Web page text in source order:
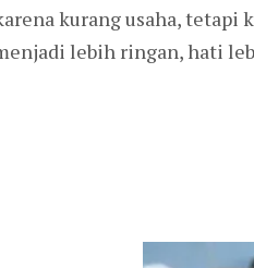
kurang usaha, tetapi
lebih ringan, hati